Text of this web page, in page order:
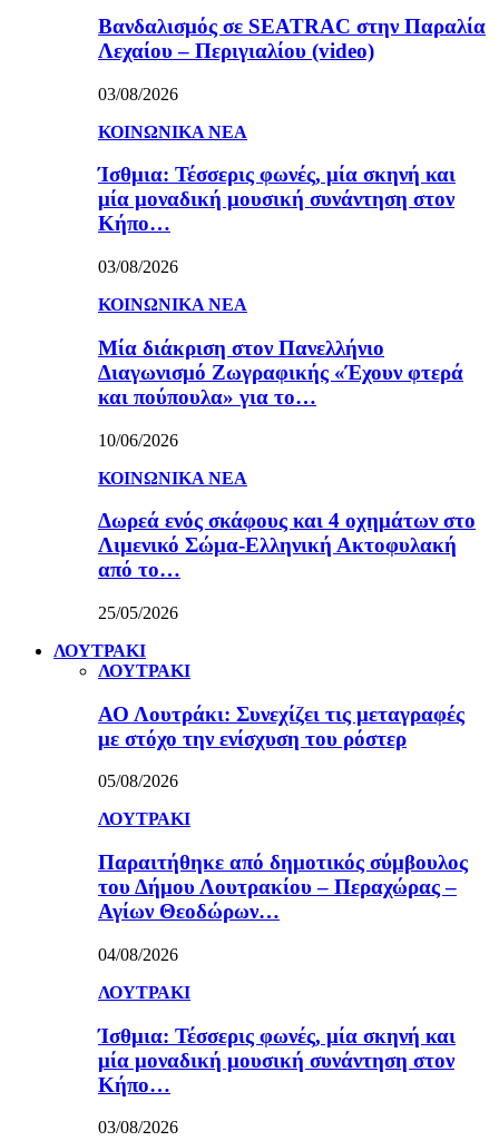
Βανδαλισμός σε SEATRAC στην Παραλία
Λεχαίου – Περιγιαλίου (video)
03/08/2026
ΚΟΙΝΩΝΙΚΑ ΝΕΑ
Ίσθμια: Τέσσερις φωνές, μία σκηνή και
μία μοναδική μουσική συνάντηση στον
Κήπο…
03/08/2026
ΚΟΙΝΩΝΙΚΑ ΝΕΑ
Μία διάκριση στον Πανελλήνιο
Διαγωνισμό Ζωγραφικής «Έχουν φτερά
και πούπουλα» για το…
10/06/2026
ΚΟΙΝΩΝΙΚΑ ΝΕΑ
Δωρεά ενός σκάφους και 4 οχημάτων στο
Λιμενικό Σώμα-Ελληνική Ακτοφυλακή
από το…
25/05/2026
ΛΟΥΤΡΑΚΙ
ΛΟΥΤΡΑΚΙ
ΑΟ Λουτράκι: Συνεχίζει τις μεταγραφές
με στόχο την ενίσχυση του ρόστερ
05/08/2026
ΛΟΥΤΡΑΚΙ
Παραιτήθηκε από δημοτικός σύμβουλος
του Δήμου Λουτρακίου – Περαχώρας –
Αγίων Θεοδώρων…
04/08/2026
ΛΟΥΤΡΑΚΙ
Ίσθμια: Τέσσερις φωνές, μία σκηνή και
μία μοναδική μουσική συνάντηση στον
Κήπο…
03/08/2026